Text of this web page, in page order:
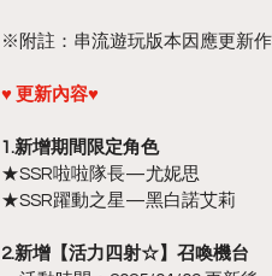
※附註：串流遊玩版本因應更新
♥ 更新內容♥
1.新增期間限定角色
★SSR啦啦隊長—尤妮思
★SSR躍動之星—黑白諾艾莉
2.新增【活力四射☆】召喚機台